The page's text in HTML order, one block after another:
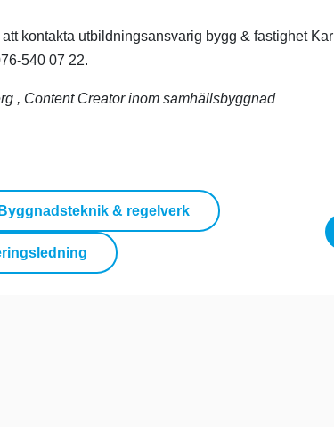
kontakta utbildningsansvarig bygg & fastighet
540 07 22.
, Content Creator inom samhällsbyggnad
Byggnadsteknik & regelverk